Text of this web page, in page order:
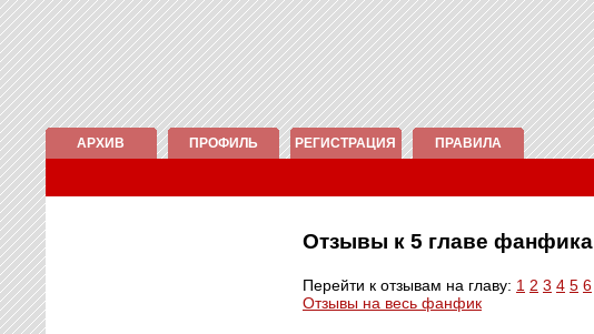
АРХИВ ПРОФИЛЬ РЕГИСТРАЦИЯ ПРАВИЛА
Отзывы к 5 главе фанфика
Перейти к отзывам на главу: 1 2 3 4 5 6
Отзывы на весь фанфик